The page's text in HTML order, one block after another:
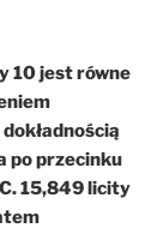
10 jest równe
po przecinku
15,849 licity